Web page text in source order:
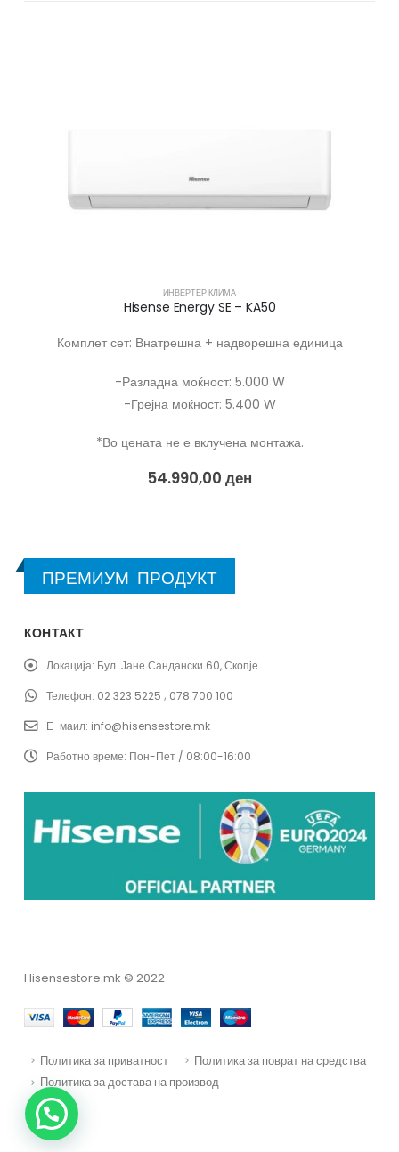
ИНВЕРТЕР КЛИМА
Hisense конзолна клима – AKT26
Комплет сет: Внатрешна + надворешна единица
-Разладна моќност: 2.800 W
-Грејна моќност: 3.100 W
*Во цената не е вклучена монтажа.
68.370,00ден 64.000,00
ПРЕМИУМ ПРОДУКТ
КОНТАКТ
Локација: Бул. Јане Сандански 60, Скопје
Телефон: 02 323 5225 ; 078 700 100
Е-маил: info@hisensestore.mk
Работно време: Пон-Пет / 08:00-16:00
Hisensestore.mk © 2022
Политика за приватност
Политика за поврат на средства
Политика за достава на производ